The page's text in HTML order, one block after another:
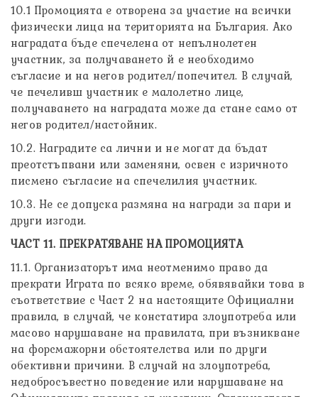
10.1 Промоцията е отворена за участие на всички
физически лица на територията на България. Ако
наградата бъде спечелена от непълнолетен
участник, за получаването й е необходимо
съгласие и на негов родител/попечител. В случай,
че печеливш участник е малолетно лице,
получаването на наградата може да стане само от
негов родител/настойник.
10.2. Наградите са лични и не могат да бъдат
преотстъпвани или заменяни, освен с изричното
писмено съгласие на спечелилия участник.
10.3. Не се допуска размяна на награди за пари и
други изгоди.
ЧАСТ 11. ПРЕКРАТЯВАНЕ НА ПРОМОЦИЯТА
11.1. Организаторът има неотменимо право да
прекрати Играта по всяко време, обявявайки това в
съответствие с Част 2 на настоящите Официални
правила, в случай, че констатира злоупотреба или
масово нарушаване на правилата, при възникване
на форсмажорни обстоятелства или по други
обективни причини. В случай на злоупотреба,
недобросъвестно поведение или нарушаване на